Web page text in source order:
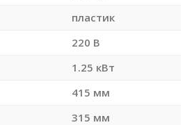
пластик
220 В
1.25 кВт
415 мм
315 мм